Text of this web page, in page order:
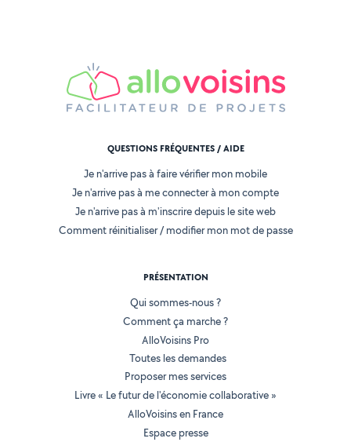
QUESTIONS FRÉQUENTES / AIDE
Je n'arrive pas à faire vérifier mon mobile
Je n'arrive pas à me connecter à mon compte
Je n'arrive pas à m'inscrire depuis le site web
Comment réinitialiser / modifier mon mot de passe
PRÉSENTATION
Qui sommes-nous ?
Comment ça marche ?
AlloVoisins Pro
Toutes les demandes
Proposer mes services
Livre « Le futur de l'économie collaborative »
AlloVoisins en France
Espace presse